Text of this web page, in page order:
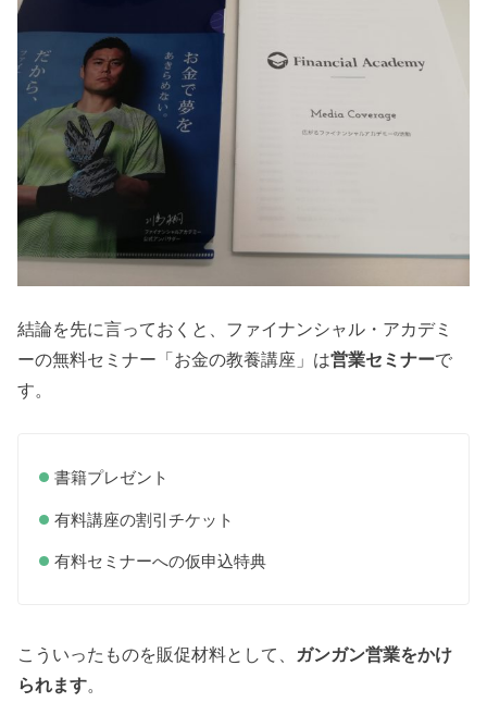
結論を先に言っておくと、ファイナンシャル・アカデミ
ーの無料セミナー「お金の教養講座」は営業セミナーで
す。
書籍プレゼント
有料講座の割引チケット
有料セミナーへの仮申込特典
こういったものを販促材料として、 ガンガン営業をかけ
られます。